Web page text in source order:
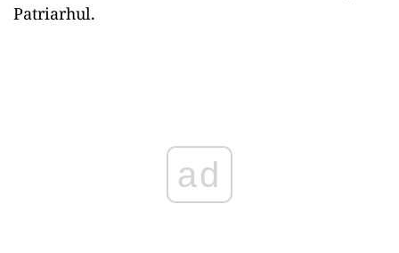
Patriarhul.